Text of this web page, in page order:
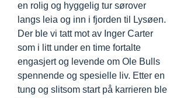
en rolig og hyggelig tur sørover
langs leia og inn i fjorden til Lysøen.
Der ble vi tatt mot av Inger Carter
som i litt under en time fortalte
engasjert og levende om Ole Bulls
spennende og spesielle liv. Etter en
tung og slitsom start på karrieren ble